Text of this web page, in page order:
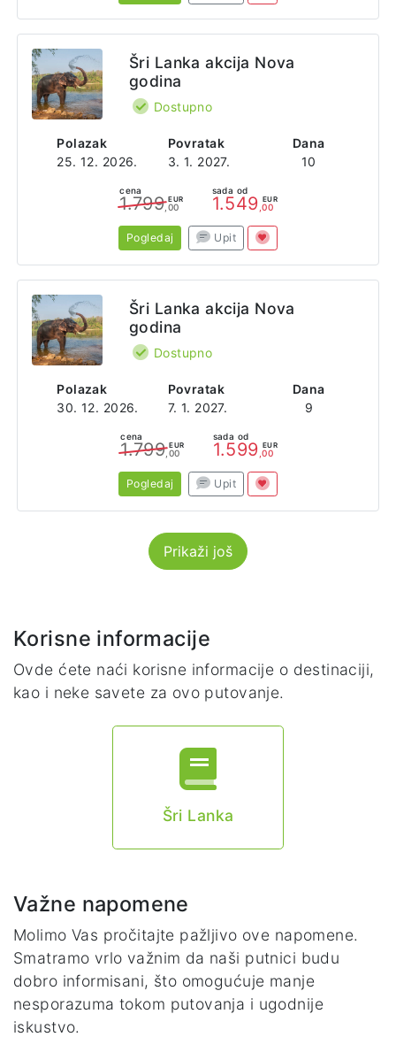
Polazak
25. 12. 2026.
Povratak
3. 1. 2027.
Dana
10
Šri Lanka akcija Nova
godina
Dostupno
cena
1.799 EUR
,00
sada od
1.549 EUR
,00
Pogledaj Upit
Polazak
30. 12. 2026.
Povratak
7. 1. 2027.
Dana
9
Šri Lanka akcija Nova
godina
Dostupno
cena
1.799 EUR
,00
sada od
1.599 EUR
,00
Pogledaj Upit
Prikaži još
Korisne informacije
Ovde ćete naći korisne informacije o destinaciji,
kao i neke savete za ovo putovanje.
Šri Lanka
Važne napomene
Molimo Vas pročitajte pažljivo ove napomene.
Smatramo vrlo važnim da naši putnici budu
dobro informisani, što omogućuje manje
nesporazuma tokom putovanja i ugodnije
iskustvo.